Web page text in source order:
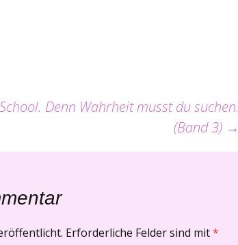
Denn Wahrheit musst du suchen.
(Band 3) →
Erforderliche Felder sind mit*